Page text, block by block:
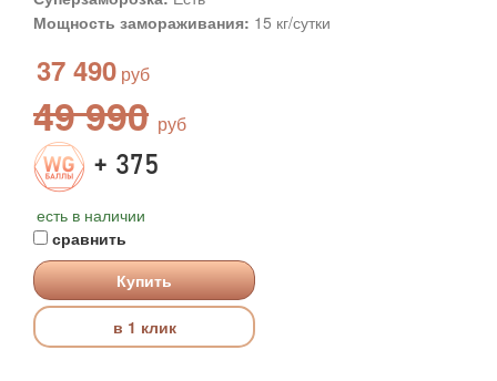
Мощность замораживания: 15 кг/сутки
37 490
49 990
+ 375
есть в наличии
сравнить
Купить
в 1 клик